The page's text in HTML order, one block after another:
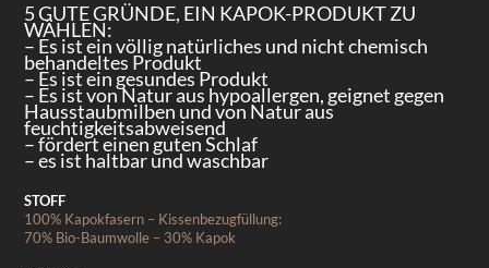
5 GUTE GRÜNDE, EIN KAPOK-PRODUKT ZU
WÄHLEN:
– Es ist ein völlig natürliches und nicht chemisch
behandeltes Produkt
– Es ist ein gesundes Produkt
– Es ist von Natur aus hypoallergen, geignet gegen
Hausstaubmilben und von Natur aus
feuchtigkeitsabweisend
– fördert einen guten Schlaf
– es ist haltbar und waschbar
STOFF
100% Kapokfasern – Kissenbezugfüllung:
70% Bio-Baumwolle – 30% Kapok